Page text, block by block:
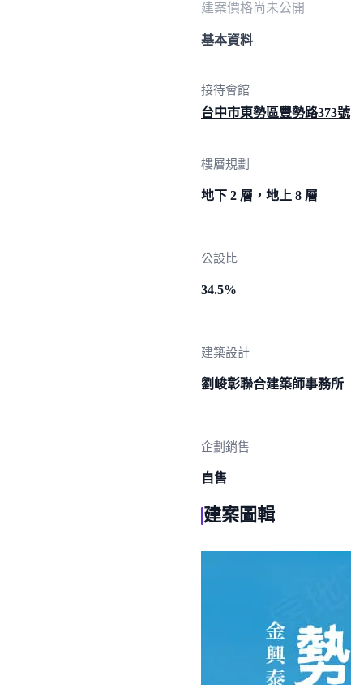
建案價格尚未公開
基本資料
接待會館
台中市東勢區豐勢路373號
樓層規劃
地下 2 層，地上 8 層
公設比
34.5%
建築設計
劉峻彰聯合建築師事務所
企劃銷售
自售
建案圖輯